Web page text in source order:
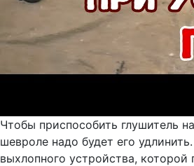
Чтобы приспособить глушитель
шевроле надо будет его
выхлопного устройства, которой